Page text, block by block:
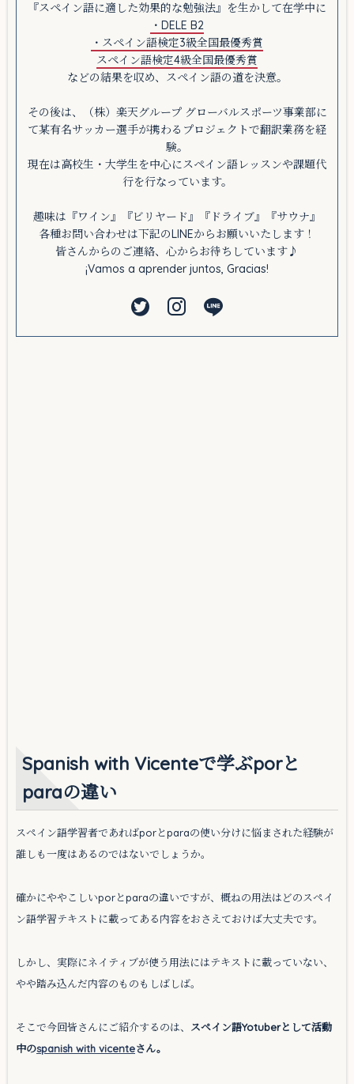
『スペイン語に適した効果的な勉強法』を生かして在学中に
・DELE B2
・スペイン語検定3級全国最優秀賞
スペイン語検定4級全国最優秀賞
などの結果を収め、スペイン語の道を決意。
その後は、（株）楽天グループ グローバルスポーツ事業部に
て某有名サッカー選手が携わるプロジェクトで翻訳業務を経
験。
現在は高校生・大学生を中心にスペイン語レッスンや課題代
行を行なっています。
趣味は『ワイン』『ビリヤード』『ドライブ』『サウナ』
各種お問い合わせは下記のLINEからお願いいたします！
皆さんからのご連絡、心からお待ちしています♪
¡Vamos a aprender juntos, Gracias!
Spanish with Vicenteで学ぶporと
paraの違い
スペイン語学習者であればporとparaの使い分けに悩まされた経験が
誰しも一度はあるのではないでしょうか。
確かにややこしいporとparaの違いですが、概ねの用法はどのスペイ
ン語学習テキストに載ってある内容をおさえておけば大丈夫です。
しかし、実際にネイティブが使う用法にはテキストに載っていない、
やや踏み込んだ内容のものもしばしば。
そこで今回皆さんにご紹介するのは、 スペイン語Yotuberとして活動
中のspanish with vicenteさん。